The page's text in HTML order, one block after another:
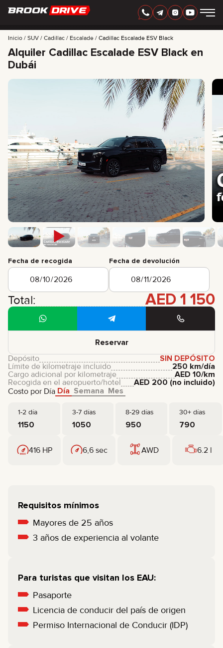
AED
MARCAS
MEJORES OFERTAS
ASOCIACIÓN
RENTA CON OPCIÓN A COMPRA
info@brook-drive.rent
+ 971 52 193 88 88
+ 7 925 283 88 88
Inicio SUV Cadillac Escalade Cadillac Escalade ESV Black
Alquiler Cadillac Escalade ESV Black en
Dubái
Fecha de recogida Fecha de devolución
Total: AED 1 150
Reservar
Costo por Día Día Semana Mes
1-2 día 3-7 días 8-29 días 30+ días
1150 1050 950 790
Depósito
SIN DEPÓSITO
Límite de kilometraje incluido
250 km/día
Cargo adicional por kilometraje
AED 10/km
Recogida en el aeropuerto/hotel
AED 200 (no incluido)
416 HP 6,6 sec AWD 6.2 l
Requisitos mínimos
Mayores de 25 años
3 años de experiencia al volante
Para turistas que visitan los EAU:
Pasaporte
Licencia de conducir del país de origen
Permiso Internacional de Conducir (IDP)